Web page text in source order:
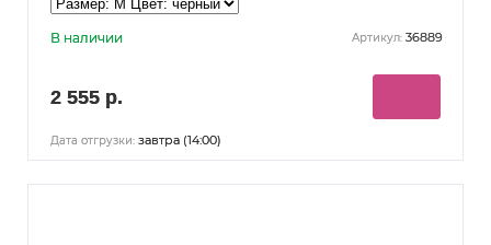
В наличии Артикул: 36889
2 555 р.
Дата отгрузки: завтра (14:00)